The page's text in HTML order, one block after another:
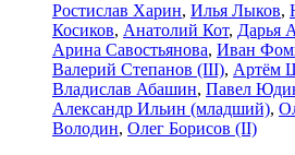
Ростислав Харин, Илья Лыков,
Косиков, Анатолий Кот, Дарья
Арина Савостьянова, Иван
Валерий Степанов (III), Артём
Владислав Абашин, Павел
Александр Ильин (младший),
Володин, Олег Борисов (II)